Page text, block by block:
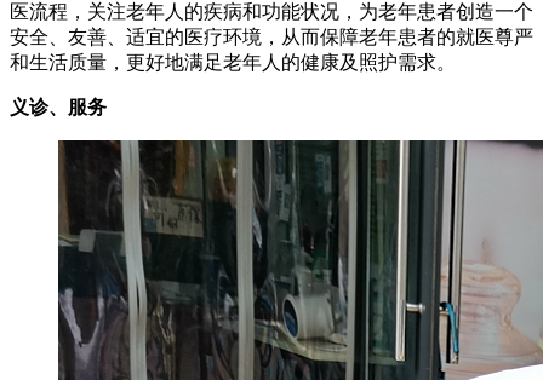
医流程，关注老年人的疾病和功能状况，为老年患者创造一个
安全、友善、适宜的医疗环境，从而保障老年患者的就医尊严
和生活质量，更好地满足老年人的健康及照护需求。
义诊、服务